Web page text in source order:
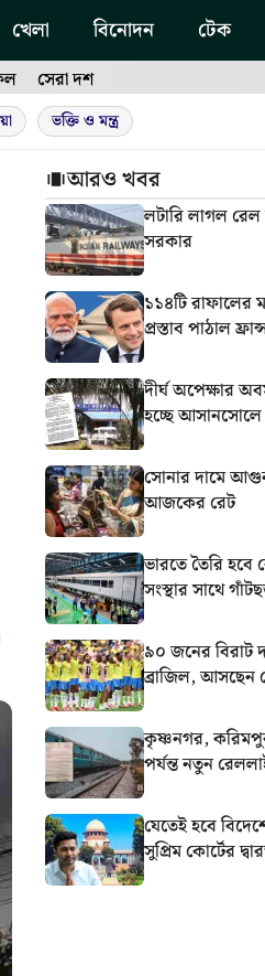
খেলা বিনোদন টেক
সেরা দশ
ভক্তি ও মন্ত্র
আরও খবর
লটারি লাগল রেল
সরকার
১১৪টি রাফালের
প্রস্তাব পাঠাল
দীর্ঘ অপেক্ষার
হচ্ছে আসানসোলে
সোনার দামে
আজকের রেট
ভারতে তৈরি হবে
সংস্থার সাথে
৯০ জনের
ব্রাজিল, আসছেন
কৃষ্ণনগর,
পর্যন্ত নতুন
যেতেই হবে
সুপ্রিম কোর্টের